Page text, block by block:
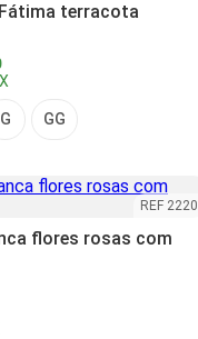
terracota
G GG
REF 2220
flores rosas com